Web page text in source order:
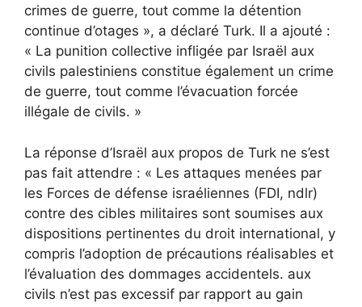
crimes de guerre, tout comme la détention
continue d’otages », a déclaré Turk. Il a ajouté :
« La punition collective infligée par Israël aux
civils palestiniens constitue également un crime
de guerre, tout comme l’évacuation forcée
illégale de civils. »
La réponse d’Israël aux propos de Turk ne s’est
pas fait attendre : « Les attaques menées par
les Forces de défense israéliennes (FDI, ndlr)
contre des cibles militaires sont soumises aux
dispositions pertinentes du droit international, y
compris l’adoption de précautions réalisables et
l’évaluation des dommages accidentels. aux
civils n’est pas excessif par rapport au gain